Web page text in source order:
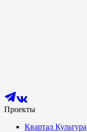
Проекты
Квартал Культура